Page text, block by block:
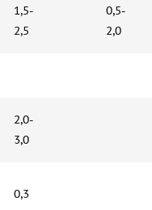
1,5-
2,5
0,5-
2,0
2,0-
3,0
0,3